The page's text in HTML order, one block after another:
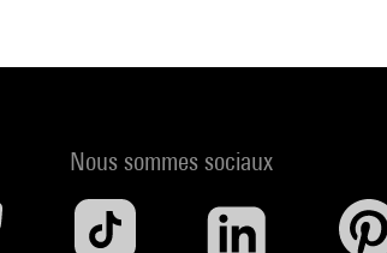
Nous sommes sociaux